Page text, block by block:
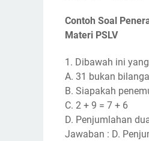
Contoh Soal
Materi PSLV
1. Dibawah ini
A. 31 bukan
B. Siapakah
C. 2 + 9 = 7 + 6
D. Penjumlahan
Jawaban : D.